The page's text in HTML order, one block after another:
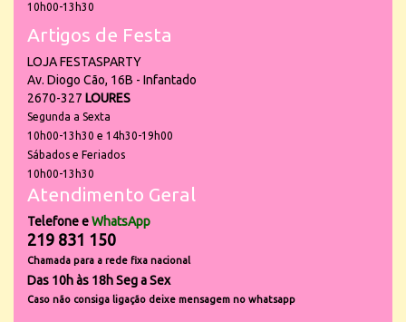
10h00-13h30
Artigos de Festa
LOJA FESTASPARTY
Av. Diogo Cão, 16B - Infantado
2670-327 LOURES
Segunda a Sexta
10h00-13h30 e 14h30-19h00
Sábados e Feriados
10h00-13h30
Atendimento Geral
Telefone eWhatsApp
219 831 150
Chamada para a rede fixa nacional
Das 10h às 18h Seg a Sex
Caso não consiga ligação deixe mensagem no whatsapp